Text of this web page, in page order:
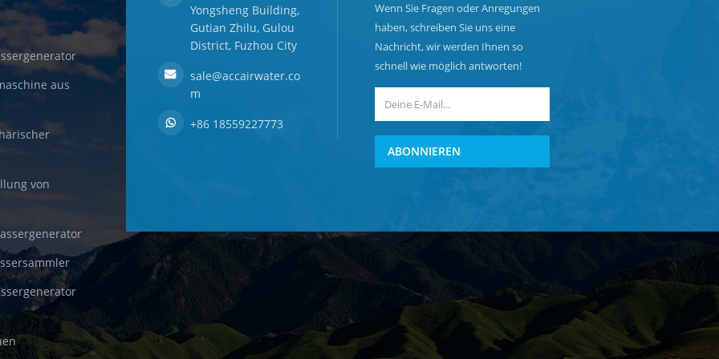
aus
von
Yongsheng Building,
Gutian Zhilu, Gulou
District, Fuzhou City
sale@accairwater.co
m
+86 18559227773
Wenn Sie Fragen oder Anregungen
haben, schreiben Sie uns eine
Nachricht, wir werden Ihnen so
schnell wie möglich antworten!
ABONNIEREN